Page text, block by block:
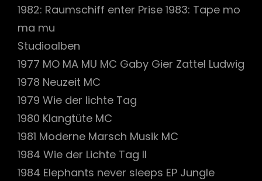
1982: Raumschiff enter Prise 1983: Tape mo
ma mu
Studioalben
1977 MO MA MU MC Gaby Gier Zattel Ludwig
1978 Neuzeit MC
1979 Wie der lichte Tag
1980 Klangtüte MC
1981 Moderne Marsch Musik MC
1984 Wie der Lichte Tag II
1984 Elephants never sleeps EP Jungle